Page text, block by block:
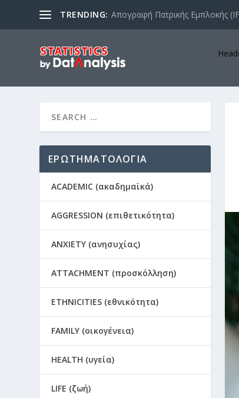
TRENDING: Απογραφή Πατρικής Εμπλοκής
ΕΡΩΤΗΜΑΤΟΛΟΓΙΑ
ACADEMIC (ακαδημαϊκά)
AGGRESSION (επιθετικότητα)
ANXIETY (ανησυχίας)
ATTACHMENT (προσκόλληση)
ETHNICITIES (εθνικότητα)
FAMILY (οικογένεια)
HEALTH (υγεία)
LIFE (ζωή)